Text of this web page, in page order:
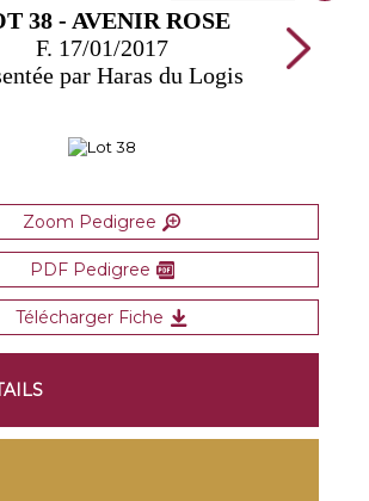
38 - AVENIR ROSE
F. 17/01/2017
par Haras du Logis
Zoom Pedigree
PDF Pedigree
Télécharger Fiche